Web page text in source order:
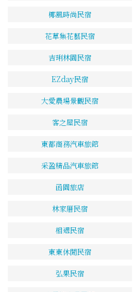
椰風時尚民宿
花草集花藝民宿
吉琍林園民宿
EZday民宿
大愛農場景觀民宿
客之屋民宿
東都商務汽車旅館
采盈精品汽車旅館
函園旅店
林家厝民宿
相遇民宿
東東休閒民宿
弘果民宿